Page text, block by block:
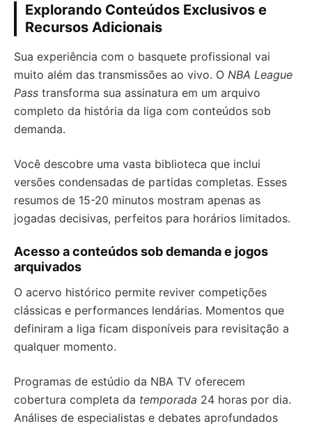
Explorando Conteúdos Exclusivos e
Recursos Adicionais
Sua experiência com o basquete profissional vai
muito além das transmissões ao vivo. O NBA League
Pass transforma sua assinatura em um arquivo
completo da história da liga com conteúdos sob
demanda.
Você descobre uma vasta biblioteca que inclui
versões condensadas de partidas completas. Esses
resumos de 15-20 minutos mostram apenas as
jogadas decisivas, perfeitos para horários limitados.
Acesso a conteúdos sob demanda e jogos
arquivados
O acervo histórico permite reviver competições
clássicas e performances lendárias. Momentos que
definiram a liga ficam disponíveis para revisitação a
qualquer momento.
Programas de estúdio da NBA TV oferecem
cobertura completa da temporada 24 horas por dia.
Análises de especialistas e debates aprofundados